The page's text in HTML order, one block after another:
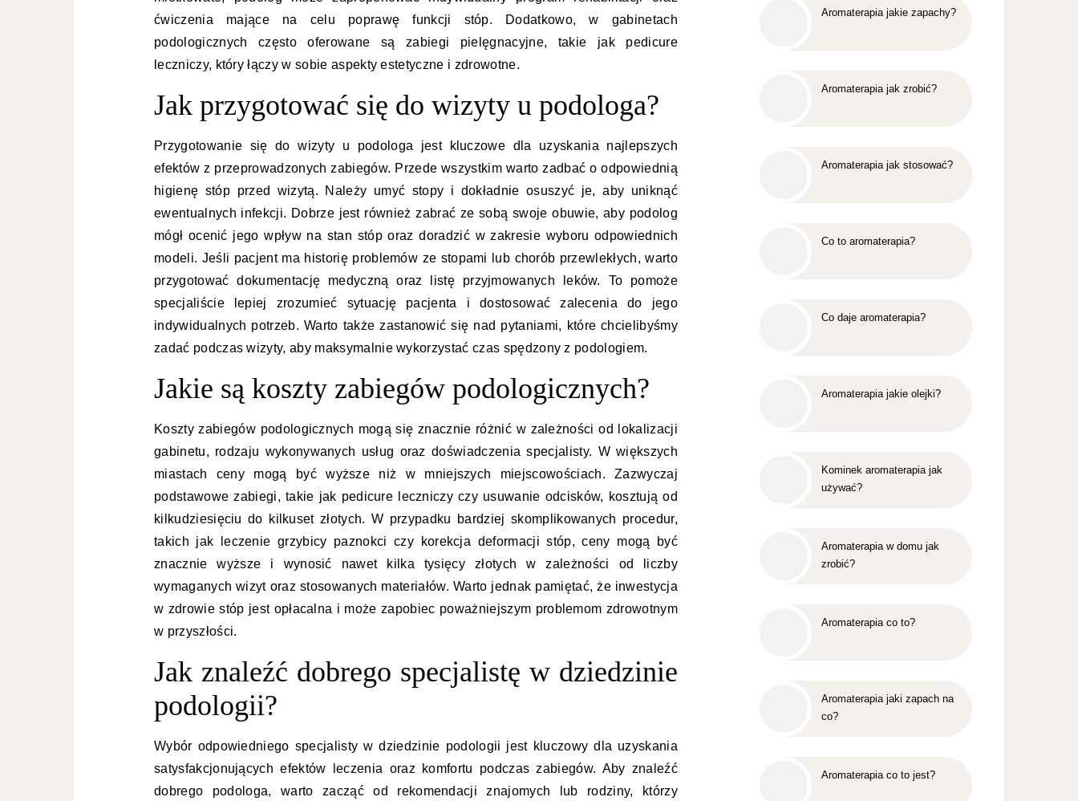
ćwiczenia mające na celu poprawę funkcji stóp. Dodatkowo, w gabinetach
podologicznych często oferowane są zabiegi pielęgnacyjne, takie jak pedicure
leczniczy, który łączy w sobie aspekty estetyczne i zdrowotne.
Jak przygotować się do wizyty u podologa?
Przygotowanie się do wizyty u podologa jest kluczowe dla uzyskania najlepszych
efektów z przeprowadzonych zabiegów. Przede wszystkim warto zadbać o odpowiednią
higienę stóp przed wizytą. Należy umyć stopy i dokładnie osuszyć je, aby uniknąć
ewentualnych infekcji. Dobrze jest również zabrać ze sobą swoje obuwie, aby podolog
mógł ocenić jego wpływ na stan stóp oraz doradzić w zakresie wyboru odpowiednich
modeli. Jeśli pacjent ma historię problemów ze stopami lub chorób przewlekłych, warto
przygotować dokumentację medyczną oraz listę przyjmowanych leków. To pomoże
specjaliście lepiej zrozumieć sytuację pacjenta i dostosować zalecenia do jego
indywidualnych potrzeb. Warto także zastanowić się nad pytaniami, które chcielibyśmy
zadać podczas wizyty, aby maksymalnie wykorzystać czas spędzony z podologiem.
Jakie są koszty zabiegów podologicznych?
Koszty zabiegów podologicznych mogą się znacznie różnić w zależności od lokalizacji
gabinetu, rodzaju wykonywanych usług oraz doświadczenia specjalisty. W większych
miastach ceny mogą być wyższe niż w mniejszych miejscowościach. Zazwyczaj
podstawowe zabiegi, takie jak pedicure leczniczy czy usuwanie odcisków, kosztują od
kilkudziesięciu do kilkuset złotych. W przypadku bardziej skomplikowanych procedur,
takich jak leczenie grzybicy paznokci czy korekcja deformacji stóp, ceny mogą być
znacznie wyższe i wynosić nawet kilka tysięcy złotych w zależności od liczby
wymaganych wizyt oraz stosowanych materiałów. Warto jednak pamiętać, że inwestycja
w zdrowie stóp jest opłacalna i może zapobiec poważniejszym problemom zdrowotnym
w przyszłości.
Jak znaleźć dobrego specjalistę w dziedzinie
podologii?
Wybór odpowiedniego specjalisty w dziedzinie podologii jest kluczowy dla uzyskania
satysfakcjonujących efektów leczenia oraz komfortu podczas zabiegów. Aby znaleźć
dobrego podologa, warto zacząć od rekomendacji znajomych lub rodziny, którzy
Aromaterapia jakie zapachy?
Aromaterapia jak zrobić?
Aromaterapia jak stosować?
Co to aromaterapia?
Co daje aromaterapia?
Aromaterapia jakie olejki?
Kominek aromaterapia jak
używać?
Aromaterapia w domu jak
zrobić?
Aromaterapia co to?
Aromaterapia jaki zapach na
co?
Aromaterapia co to jest?